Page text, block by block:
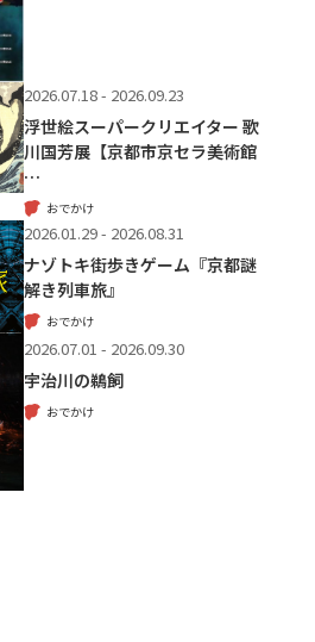
2026.07.18 - 2026.09.23
浮世絵スーパークリエイター 歌
川国芳展【京都市京セラ美術館
…
おでかけ
2026.01.29 - 2026.08.31
ナゾトキ街歩きゲーム『京都謎
解き列車旅』
おでかけ
2026.07.01 - 2026.09.30
宇治川の鵜飼
おでかけ